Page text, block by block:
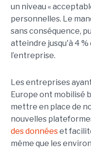
un niveau «
personnelles. Le
sans conséquence,
atteindre jusqu'à 4 %
l’entreprise.
Les entreprises
Europe ont mobilisé
mettre en place de
nouvelles
des donnéeset
même que les